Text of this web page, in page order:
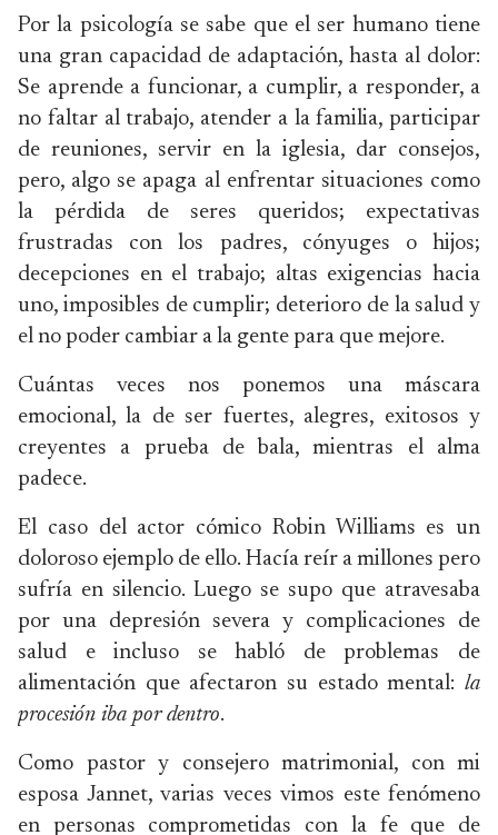
Por la psicología se sabe que el ser humano tiene
una gran capacidad de adaptación, hasta al dolor:
Se aprende a funcionar, a cumplir, a responder, a
no faltar al trabajo, atender a la familia, participar
de reuniones, servir en la iglesia, dar consejos,
pero, algo se apaga al enfrentar situaciones como
la pérdida de seres queridos; expectativas
frustradas con los padres, cónyuges o hijos;
decepciones en el trabajo; altas exigencias hacia
uno, imposibles de cumplir; deterioro de la salud y
el no poder cambiar a la gente para que mejore.
Cuántas veces nos ponemos una máscara
emocional, la de ser fuertes, alegres, exitosos y
creyentes a prueba de bala, mientras el alma
padece.
El caso del actor cómico Robin Williams es un
doloroso ejemplo de ello. Hacía reír a millones pero
sufría en silencio. Luego se supo que atravesaba
por una depresión severa y complicaciones de
salud e incluso se habló de problemas de
alimentación que afectaron su estado mental: la
procesión iba por dentro.
Como pastor y consejero matrimonial, con mi
esposa Jannet, varias veces vimos este fenómeno
en personas comprometidas con la fe que de